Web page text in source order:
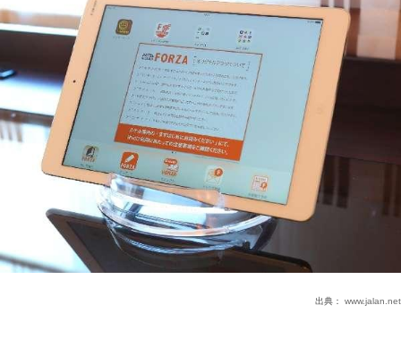
出典： www.jalan.net